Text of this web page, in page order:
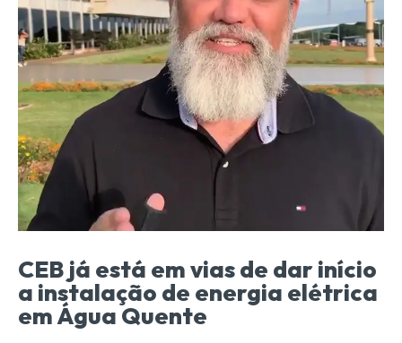
CEB já está em vias de dar início
a instalação de energia elétrica
em Água Quente